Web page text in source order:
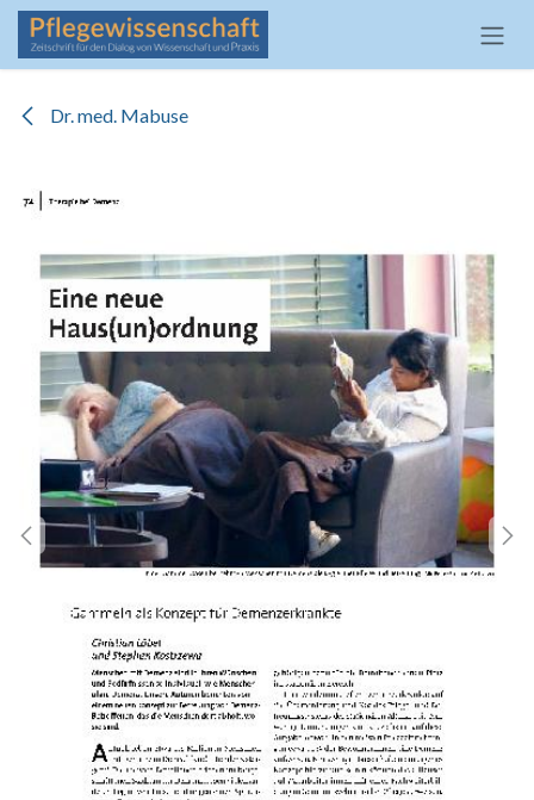
Zum Inhalt springen
Dr. med. Mabuse